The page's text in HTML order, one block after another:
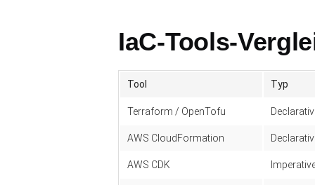
IaC-Tools-
Tool Typ
Terraform / OpenTofu
AWS CloudFormation
AWS CDK